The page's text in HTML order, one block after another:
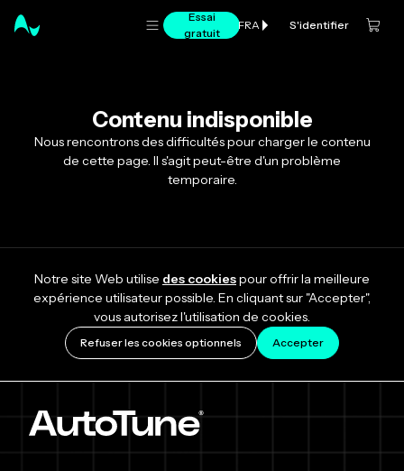
Essai
gratuit
FRA S'identifier
Contenu indisponible
Nous rencontrons des difficultés pour charger le contenu
de cette page. Il s'agit peut-être d'un problème
temporaire.
Notre site Web utilise des cookiespour offrir la meilleure
expérience utilisateur possible. En cliquant sur "Accepter",
vous autorisez l'utilisation de cookies.
Refuser les cookies optionnels Accepter